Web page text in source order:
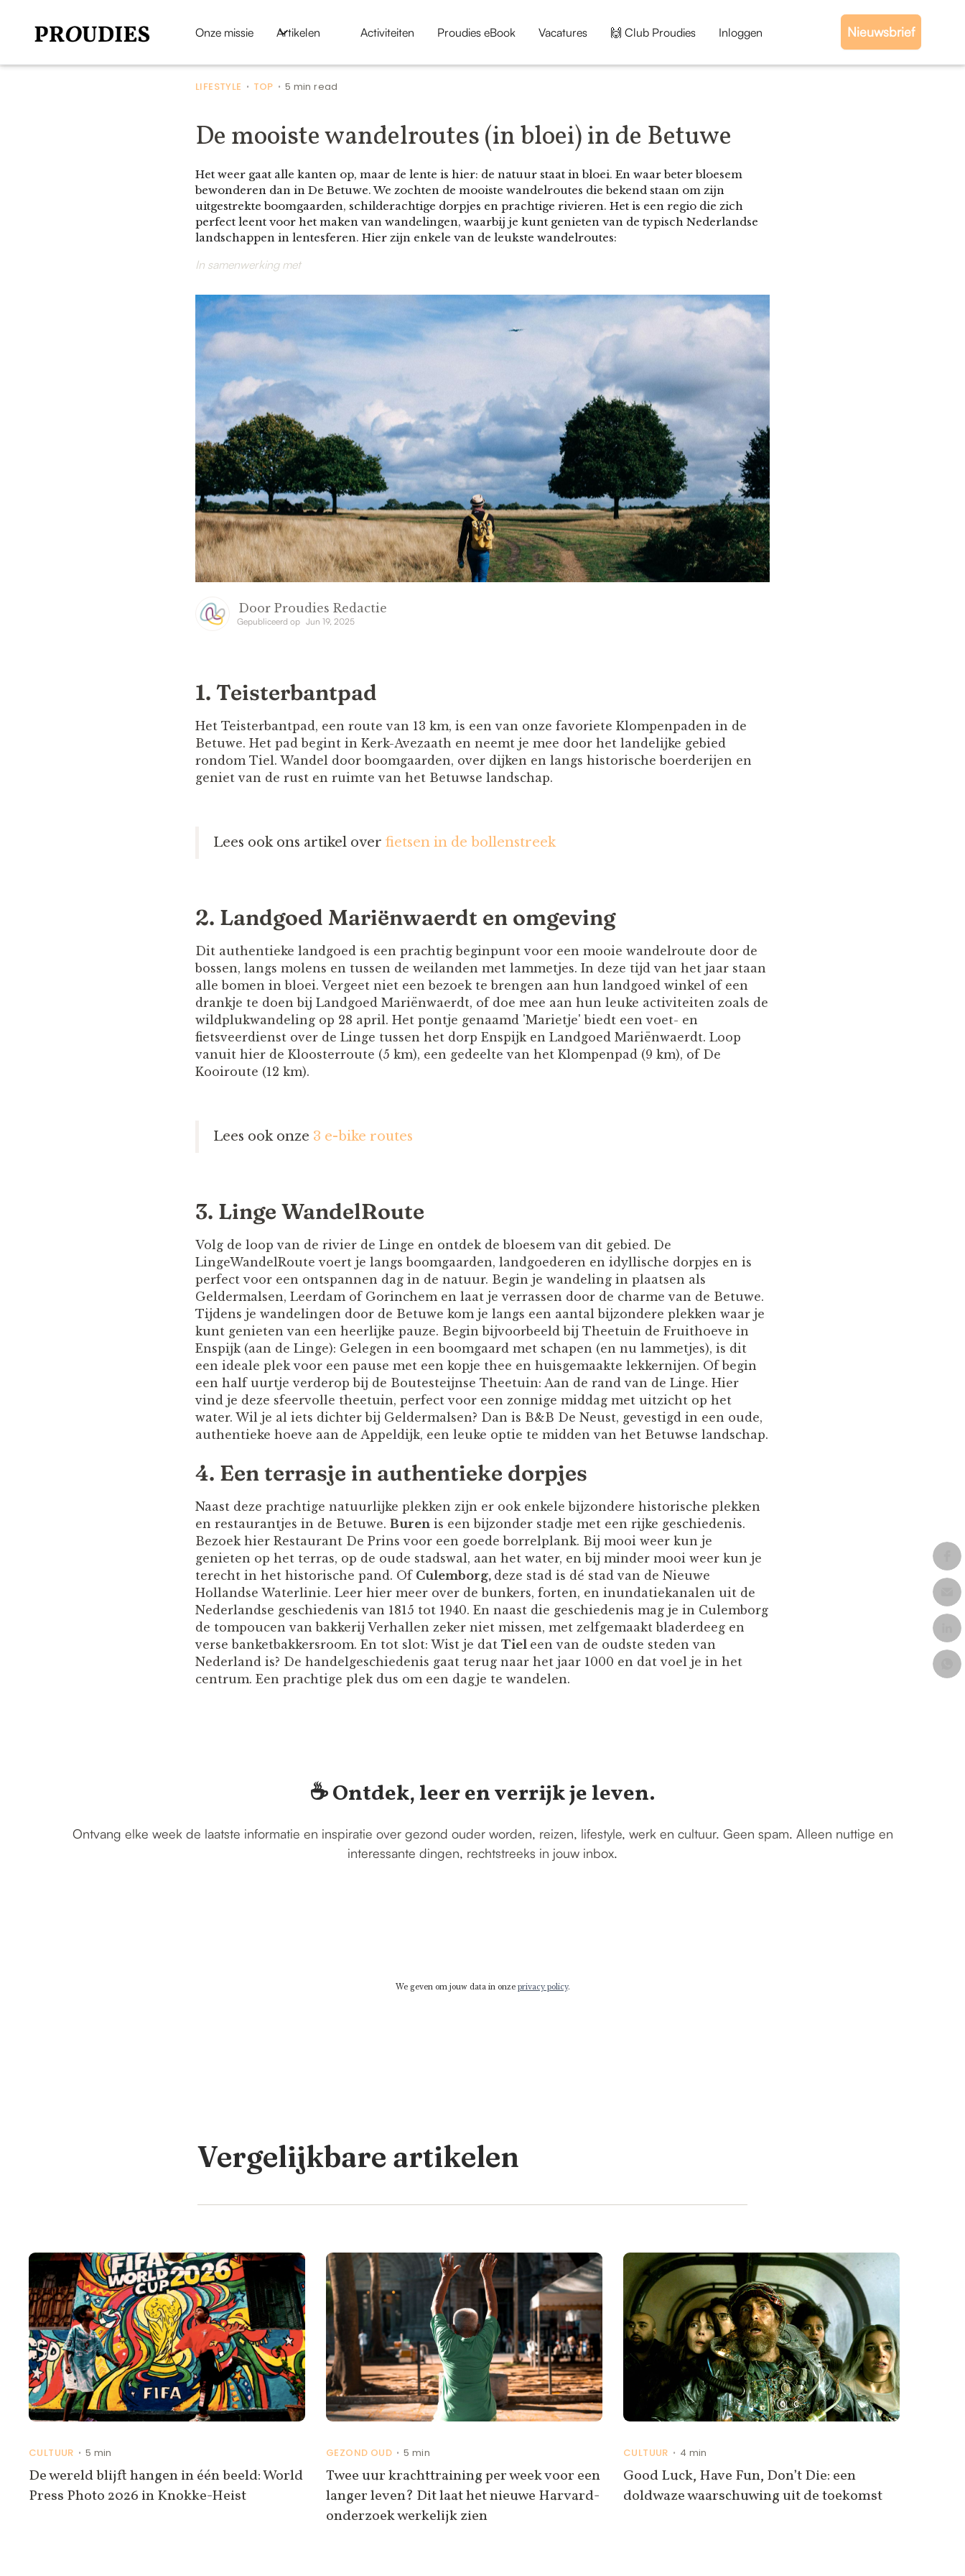
Onze missie Artikelen Activiteiten Proudies eBook Vacatures 🙌 Club Proudies Inloggen Nieuwsbrief
LIFESTYLE • TOP • 5 min read
De mooiste wandelroutes (in bloei) in de Betuwe
Het weer gaat alle kanten op, maar de lente is hier: de natuur staat in bloei. En waar beter bloesem
bewonderen dan in De Betuwe. We zochten de mooiste wandelroutes die bekend staan om zijn
uitgestrekte boomgaarden, schilderachtige dorpjes en prachtige rivieren. Het is een regio die zich
perfect leent voor het maken van wandelingen, waarbij je kunt genieten van de typisch Nederlandse
landschappen in lentesferen. Hier zijn enkele van de leukste wandelroutes:
In samenwerking met
Door Proudies Redactie
Gepubliceerd op Jun 19, 2025
1. Teisterbantpad
Het Teisterbantpad, een route van 13 km, is een van onze favoriete Klompenpaden in de
Betuwe. Het pad begint in Kerk-Avezaath en neemt je mee door het landelijke gebied
rondom Tiel. Wandel door boomgaarden, over dijken en langs historische boerderijen en
geniet van de rust en ruimte van het Betuwse landschap.
Lees ook ons artikel over fietsen in de bollenstreek
2. Landgoed Mariënwaerdt en omgeving
Dit authentieke landgoed is een prachtig beginpunt voor een mooie wandelroute door de
bossen, langs molens en tussen de weilanden met lammetjes. In deze tijd van het jaar staan
alle bomen in bloei. Vergeet niet een bezoek te brengen aan hun landgoed winkel of een
drankje te doen bij Landgoed Mariënwaerdt, of doe mee aan hun leuke activiteiten zoals de
wildplukwandeling op 28 april. Het pontje genaamd 'Marietje' biedt een voet- en
fietsveerdienst over de Linge tussen het dorp Enspijk en Landgoed Mariënwaerdt. Loop
vanuit hier de Kloosterroute (5 km), een gedeelte van het Klompenpad (9 km), of De
Kooiroute (12 km).
Lees ook onze 3 e-bike routes
3. Linge WandelRoute
Volg de loop van de rivier de Linge en ontdek de bloesem van dit gebied. De
LingeWandelRoute voert je langs boomgaarden, landgoederen en idyllische dorpjes en is
perfect voor een ontspannen dag in de natuur. Begin je wandeling in plaatsen als
Geldermalsen, Leerdam of Gorinchem en laat je verrassen door de charme van de Betuwe.
Tijdens je wandelingen door de Betuwe kom je langs een aantal bijzondere plekken waar je
kunt genieten van een heerlijke pauze. Begin bijvoorbeeld bij Theetuin de Fruithoeve in
Enspijk (aan de Linge): Gelegen in een boomgaard met schapen (en nu lammetjes), is dit
een ideale plek voor een pause met een kopje thee en huisgemaakte lekkernijen. Of begin
een half uurtje verderop bij de Boutesteijnse Theetuin: Aan de rand van de Linge. Hier
vind je deze sfeervolle theetuin, perfect voor een zonnige middag met uitzicht op het
water. Wil je al iets dichter bij Geldermalsen? Dan is B&B De Neust, gevestigd in een oude,
authentieke hoeve aan de Appeldijk, een leuke optie te midden van het Betuwse landschap.
4. Een terrasje in authentieke dorpjes
Naast deze prachtige natuurlijke plekken zijn er ook enkele bijzondere historische plekken
en restaurantjes in de Betuwe. Buren is een bijzonder stadje met een rijke geschiedenis.
Bezoek hier Restaurant De Prins voor een goede borrelplank. Bij mooi weer kun je
genieten op het terras, op de oude stadswal, aan het water, en bij minder mooi weer kun je
terecht in het historische pand. Of Culemborg, deze stad is dé stad van de Nieuwe
Hollandse Waterlinie. Leer hier meer over de bunkers, forten, en inundatiekanalen uit de
Nederlandse geschiedenis van 1815 tot 1940. En naast die geschiedenis mag je in Culemborg
de tompoucen van bakkerij Verhallen zeker niet missen, met zelfgemaakt bladerdeeg en
verse banketbakkersroom. En tot slot: Wist je dat Tiel een van de oudste steden van
Nederland is? De handelgeschiedenis gaat terug naar het jaar 1000 en dat voel je in het
centrum. Een prachtige plek dus om een dagje te wandelen.
☕️ Ontdek, leer en verrijk je leven.
Ontvang elke week de laatste informatie en inspiratie over gezond ouder worden, reizen, lifestyle, werk en cultuur. Geen spam. Alleen nuttige en
interessante dingen, rechtstreeks in jouw inbox.
We geven om jouw data in onze privacy policy.
Vergelijkbare artikelen
CULTUUR • 5 min
De wereld blijft hangen in één beeld: World
Press Photo 2026 in Knokke-Heist
GEZOND OUD• 5 min
Twee uur krachttraining per week voor een
langer leven? Dit laat het nieuwe Harvard-
onderzoek werkelijk zien
CULTUUR • 4 min
Good Luck, Have Fun, Don’t Die: een
doldwaze waarschuwing uit de toekomst